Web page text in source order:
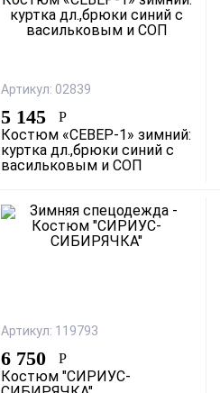
Артикул: 02839
5 145 Р
Костюм «СЕВЕР-1» зимний:
куртка дл.,брюки синий с
васильковым и СОП
Артикул: 119793
6 750 Р
Костюм "СИРИУС-